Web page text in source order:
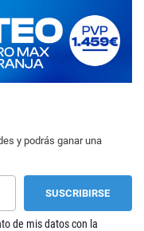
y podrás ganar una
de mis datos con la